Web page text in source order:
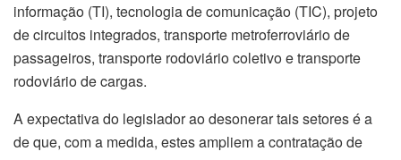
informação (TI), tecnologia de comunicação (TIC), projeto
de circuitos integrados, transporte metroferroviário de
passageiros, transporte rodoviário coletivo e transporte
rodoviário de cargas.
A expectativa do legislador ao desonerar tais setores é a
de que, com a medida, estes ampliem a contratação de